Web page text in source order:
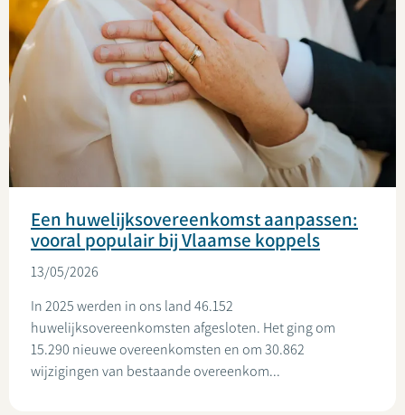
Een huwelijksovereenkomst aanpassen:
vooral populair bij Vlaamse koppels
13/05/2026
In 2025 werden in ons land 46.152
huwelijksovereenkomsten afgesloten. Het ging om
15.290 nieuwe overeenkomsten en om 30.862
wijzigingen van bestaande overeenkom...